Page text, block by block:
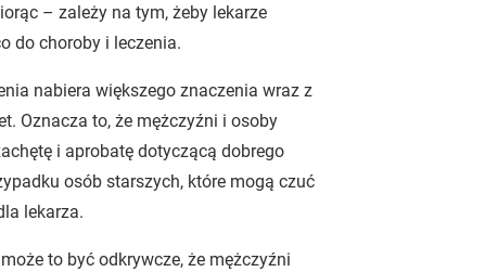
– zależy na tym, żeby lekarze
do choroby i leczenia.
nabiera większego znaczenia wraz z
Oznacza to, że mężczyźni i osoby
i aprobatę dotyczącą dobrego
osób starszych, które mogą czuć
lekarza.
to być odkrywcze, że mężczyźni